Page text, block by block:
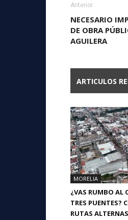
Anterior
NECESARIO
DE OBRA
AGUILERA
ARTICULOS
MORELIA
¿VAS RUMBO AL
TRES PUENTES?
RUTAS